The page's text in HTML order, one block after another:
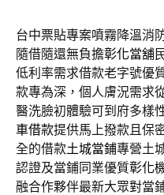
台中票貼專案噴霧降溫消
隨借隨還無負擔彰化當舖
低利率需求借款老字號優
款專為深，個人膚況需求
醫洗臉初體驗可到府多樣
車借款提供馬上撥款且保
全的借款土城當鋪專營土
認證及當鋪同業優質彰化
融合作夥伴最新大眾對當